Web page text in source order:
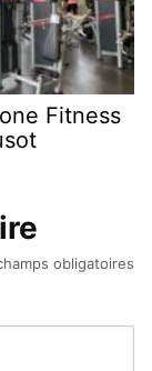
Fitness
obligatoires